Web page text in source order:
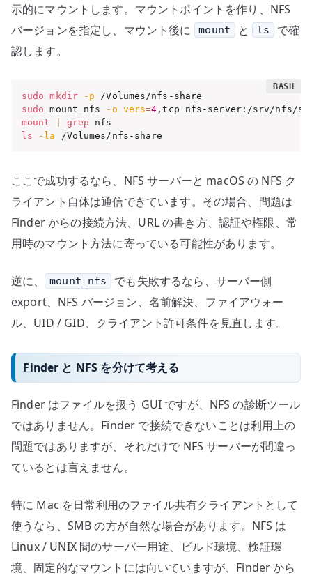
示的にマウントします。マウントポイントを作り、NFS
バージョンを指定し、マウント後に
mount と ls
で確
認します。
sudo mkdir -p
sudo mount_nfs -o vers=4
mount
grep
ls
-la /Volumes/nfs-share
ここで成功するなら、NFS サーバーと macOS の NFS ク
ライアント自体は通信できています。その場合、問題は
Finder からの接続方法、URL の書き方、認証や権限、常
用時のマウント方法に寄っている可能性があります。
逆に、 mount_nfs
でも失敗するなら、サーバー側
export、NFS バージョン、名前解決、ファイアウォー
ル、UID / GID、クライアント許可条件を見直します。
Finder と NFS を分けて考える
Finder はファイルを扱う GUI ですが、NFS の診断ツール
ではありません。Finder で接続できないことは利用上の
問題ではありますが、それだけで NFS サーバーが間違っ
ているとは言えません。
特に Mac を日常利用のファイル共有クライアントとして
使うなら、SMB の方が自然な場合があります。NFS は
Linux / UNIX 間のサーバー用途、ビルド環境、検証環
境、固定的なマウントには向いていますが、Finder から